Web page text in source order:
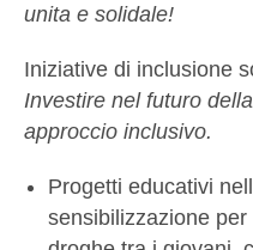
unita e solidale!
Iniziative di inclusione
Investire nel futuro
approccio inclusivo.
Progetti educativi
sensibilizzazione per